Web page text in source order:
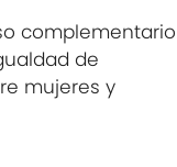
complementario
de
mujeres y